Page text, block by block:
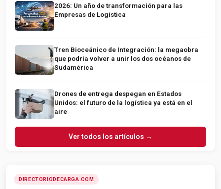
2026: Un año de transformación para las
Empresas de Logística
Tren Bioceánico de Integración: la megaobra
que podría volver a unir los dos océanos de
Sudamérica
Drones de entrega despegan en Estados
Unidos: el futuro de la logística ya está en el
aire
Ver todos los artículos →
DIRECTORIODECARGA.COM